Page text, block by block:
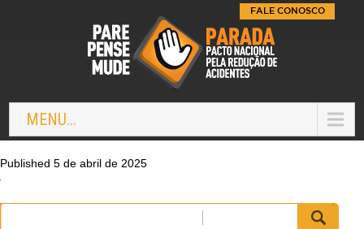
MENU...
FALE CONOSCO
Published 5 de abril de 2025
Pesquisar
por: